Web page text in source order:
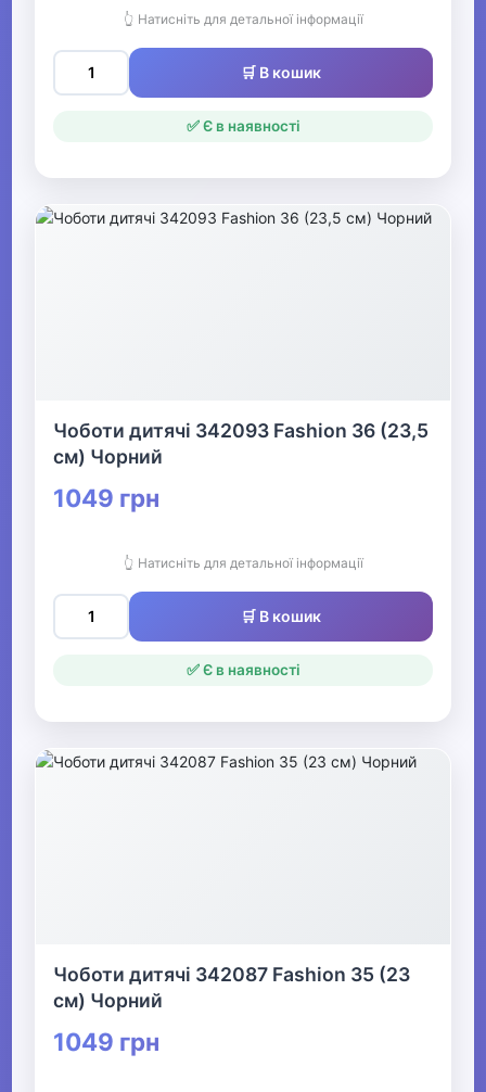
👆 Натисніть для детальної інформації
🛒 В кошик
✅ Є в наявності
Чоботи дитячі 342093 Fashion 36 (23,5
см) Чорний
1049 грн
👆 Натисніть для детальної інформації
🛒 В кошик
✅ Є в наявності
Чоботи дитячі 342087 Fashion 35 (23
см) Чорний
1049 грн